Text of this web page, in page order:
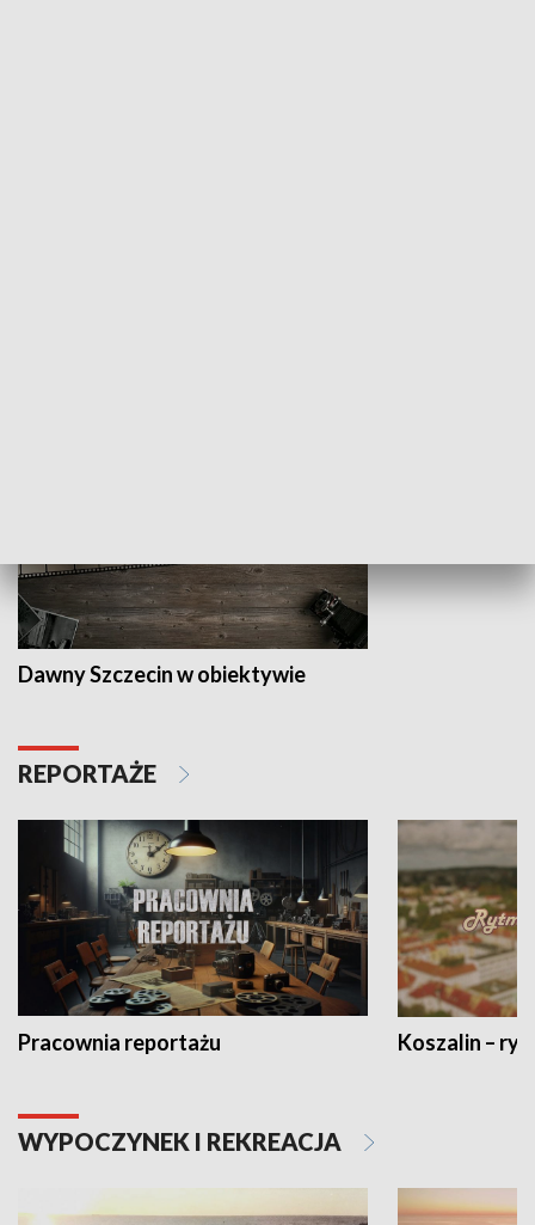
Dawny Szczecin w obiektywie
REPORTAŻE
Pracownia reportażu Koszalin –
WYPOCZYNEK I REKREACJA